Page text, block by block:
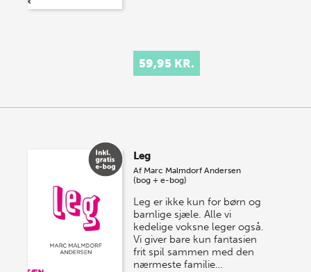
59,95 KR.
Leg
Af Marc Malmdorf Andersen
(bog + e-bog)
Leg er ikke kun for børn og
barnlige sjæle. Alle vi
kedelige voksne leger også.
Vi giver bare kun fantasien
frit spil sammen med den
nærmeste familie…